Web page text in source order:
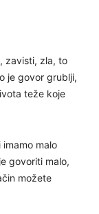
zavisti, zla, to
je govor grublji,
teže koje
malo
govoriti malo,
možete